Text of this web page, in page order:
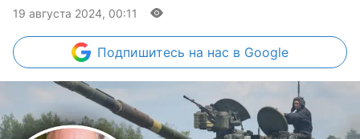
19 августа 2024, 00:11
Подпишитесь на нас в Google